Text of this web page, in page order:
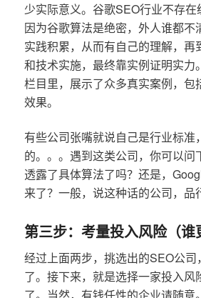
少实际意义。谷歌SEO行业不存在
因为谷歌算法是绝密，外人谁都不
实践积累，从而有自己的理解，再
和技术实施，最终靠实例证明实力
栏目里，展示了众多真实案例，包
效果。
有些公司张嘴就说自己是行业标准
的。。。遇到这类公司，你可以问
透露了具体算法了吗？还是，
来了？一般，说这种话的公司，品
第三步：考量投入风险（谁
经过上面两步，挑选出的SEO公
了。接下来，就是选择一家投入风